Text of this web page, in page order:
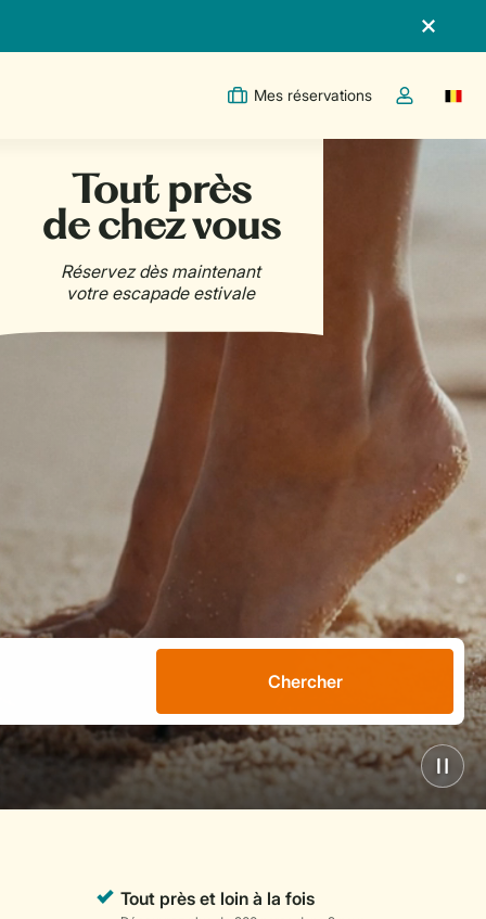
Mes réservations
Toggle the
Chercher